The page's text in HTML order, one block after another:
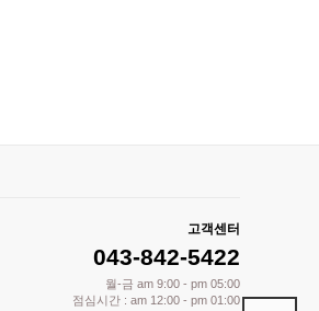
고객센터
043-842-5422
월-금 am 9:00 - pm 05:00
점심시간 : am 12:00 - pm 01:00